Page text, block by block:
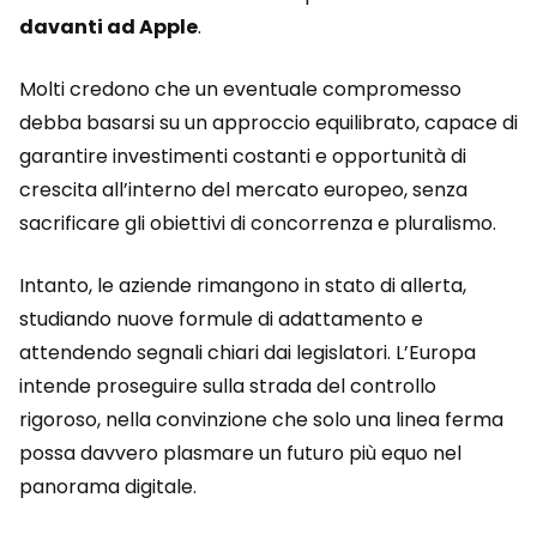
davanti ad Apple.
Molti credono che un eventuale compromesso
debba basarsi su un approccio equilibrato, capace di
garantire investimenti costanti e opportunità di
crescita all’interno del mercato europeo, senza
sacrificare gli obiettivi di concorrenza e pluralismo.
Intanto, le aziende rimangono in stato di allerta,
studiando nuove formule di adattamento e
attendendo segnali chiari dai legislatori. L’Europa
intende proseguire sulla strada del controllo
rigoroso, nella convinzione che solo una linea ferma
possa davvero plasmare un futuro più equo nel
panorama digitale.